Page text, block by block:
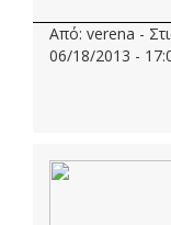
Από: verena -
06/18/2013 -